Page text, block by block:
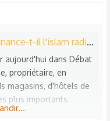
t-il l'islam radical ?
aujourd'hui dans Débat
propriétaire, en
magasins, d'hôtels de
plus importants
dans le monde ?